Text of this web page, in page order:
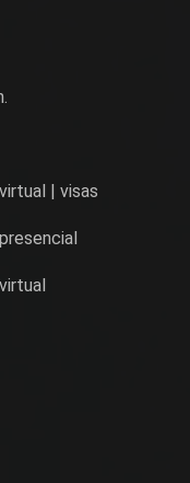
| visas